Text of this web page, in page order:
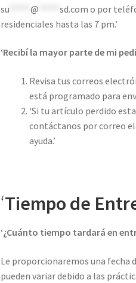
su *****@ *****sd.com o por
residenciales hasta las 7 pm.’
‘Recibí la mayor parte de mi
Revisa tus correos
está programado para
‘Si tu artículo perdido
contáctanos por correo
ayuda.’
‘Tiempo de
‘¿Cuánto tiempo tardará en
Le proporcionaremos una fecha
pueden variar debido a las